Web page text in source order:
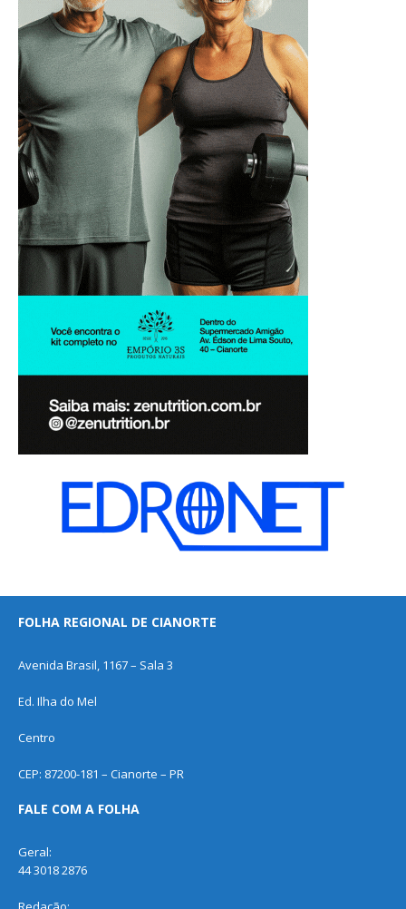
FOLHA REGIONAL DE CIANORTE
Avenida Brasil, 1167 – Sala 3
Ed. Ilha do Mel
Centro
CEP: 87200-181 – Cianorte – PR
FALE COM A FOLHA
Geral:
44 3018 2876